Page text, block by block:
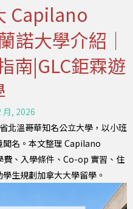
Capilano
諾大學介紹｜
南|GLC鉅霖遊
月, 2026
北溫哥華知名公立大學，以小班
名。本文整理 Capilano
、入學條件、Co-op 實習、住
生規劃加拿大大學留學。